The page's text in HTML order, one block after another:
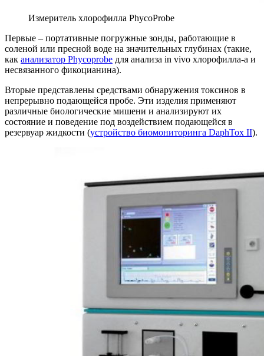
Измеритель хлорофилла PhycoProbe
Первые – портативные погружные зонды, работающие в
соленой или пресной воде на значительных глубинах (такие,
как анализатор Phycoprobe для анализа in vivo хлорофилла-а и
несвязанного фикоцианина).
Вторые представлены средствами обнаружения токсинов в
непрерывно подающейся пробе. Эти изделия применяют
различные биологические мишени и анализируют их
состояние и поведение под воздействием подающейся в
резервуар жидкости (устройство биомониторинга DaphTox II).